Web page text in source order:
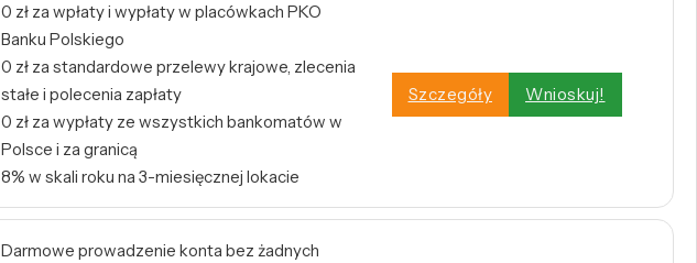
0 zł za wpłaty i wypłaty w placówkach PKO
Banku Polskiego
0 zł za standardowe przelewy krajowe, zlecenia
stałe i polecenia zapłaty
0 zł za wypłaty ze wszystkich bankomatów w
Polsce i za granicą
8% w skali roku na 3-miesięcznej lokacie
Szczegóły Wnioskuj!
Darmowe prowadzenie konta bez żadnych